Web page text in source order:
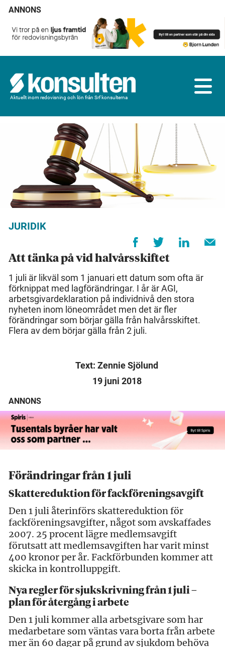
ANNONS
Aktuellt inom redovisning och lön från Srf konsulterna
JURIDIK
Att tänka på vid halvårsskiftet
1 juli är likväl som 1 januari ett datum som ofta är
förknippat med lagförändringar. I år är AGI,
arbetsgivardeklaration på individnivå den stora
nyheten inom löneområdet men det är fler
förändringar som börjar gälla från halvårsskiftet.
Flera av dem börjar gälla från 2 juli.
Text: Zennie Sjölund
19 juni 2018
ANNONS
Förändringar från 1 juli
Skattereduktion för fackföreningsavgift
Den 1 juli återinförs skattereduktion för
fackföreningsavgifter, något som avskaffades
2007. 25 procent lägre medlemsavgift
förutsatt att medlemsavgiften har varit minst
400 kronor per år. Fackförbunden kommer att
skicka in kontrolluppgift.
Nya regler för sjukskrivning från 1 juli –
plan för återgång i arbete
Den 1 juli kommer alla arbetsgivare som har
medarbetare som väntas vara borta från arbete
mer än 60 dagar på grund av sjukdom behöva